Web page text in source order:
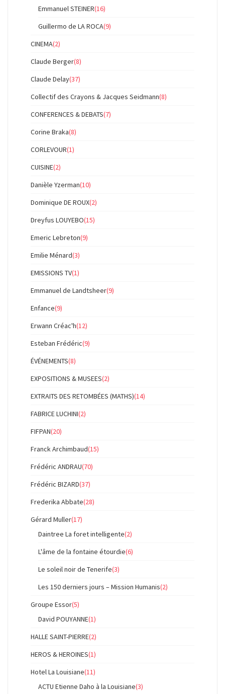
Emmanuel STEINER(16)
Guillermo de LA ROCA(9)
CINEMA(2)
Claude Berger(8)
Claude Delay(37)
Collectif des Crayons & Jacques Seidmann(8)
CONFERENCES & DEBATS(7)
Corine Braka(8)
CORLEVOUR(1)
CUISINE(2)
Danièle Yzerman(10)
Dominique DE ROUX(2)
Dreyfus LOUYEBO(15)
Emeric Lebreton(9)
Emilie Ménard(3)
EMISSIONS TV(1)
Emmanuel de Landtsheer(9)
Enfance(9)
Erwann Créac'h(12)
Esteban Frédéric(9)
ÉVÉNEMENTS(8)
EXPOSITIONS & MUSEES(2)
EXTRAITS DES RETOMBÉES (MATHS)(14)
FABRICE LUCHINI(2)
FIFPAN(20)
Franck Archimbaud(15)
Frédéric ANDRAU(70)
Frédéric BIZARD(37)
Frederika Abbate(28)
Gérard Muller(17)
Daintree La foret intelligente(2)
L'âme de la fontaine étourdie(6)
Le soleil noir de Tenerife(3)
Les 150 derniers jours – Mission Humanis(2)
Groupe Essor(5)
David POUYANNE(1)
HALLE SAINT-PIERRE(2)
HEROS & HEROINES(1)
Hotel La Louisiane(11)
ACTU Etienne Daho à la Louisiane(3)